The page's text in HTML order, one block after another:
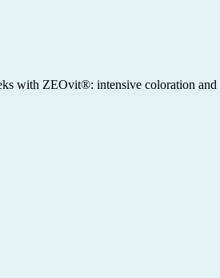
with ZEOvit®: intensive coloration and